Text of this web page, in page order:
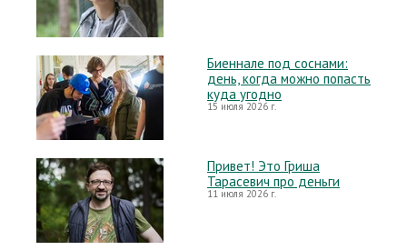
Биеннале под соснами:
день, когда можно попасть
куда угодно
15 июля 2026 г.
Привет! Это Гриша
Тарасевич про деньги
11 июля 2026 г.